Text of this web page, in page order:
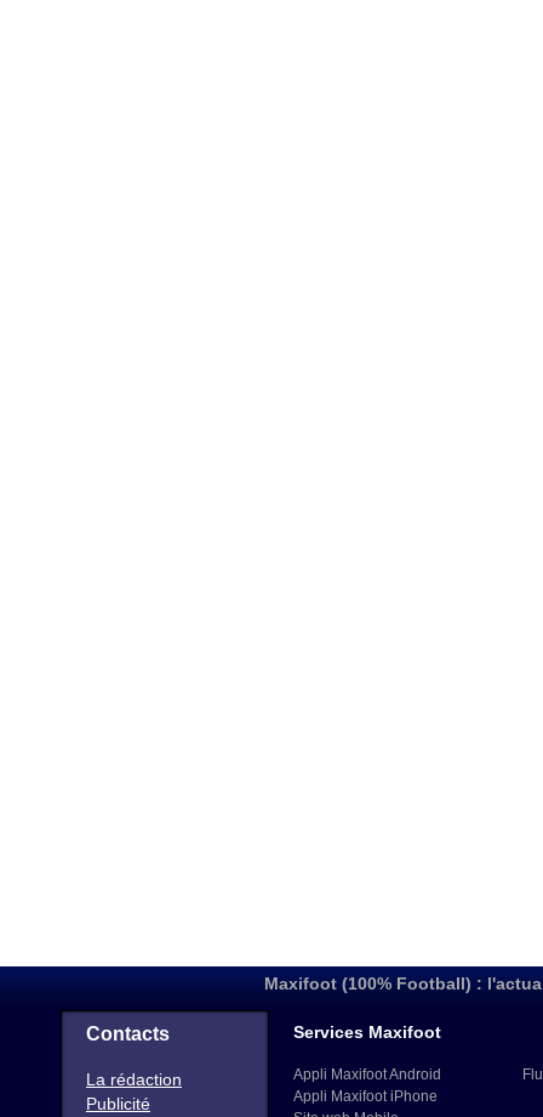
Maxifoot (100% Football) :
Contacts
La rédaction
Publicité
Services Maxifoot
Appli Maxifoot Android
Appli Maxifoot iPhone